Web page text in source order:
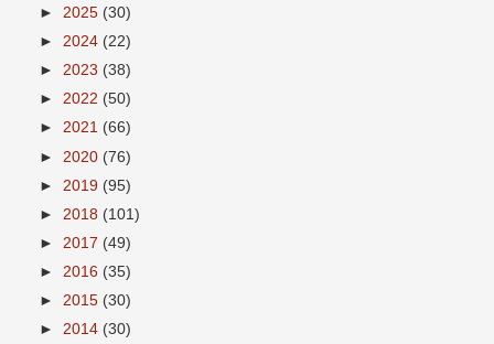
► 2025 (30)
► 2024 (22)
► 2023 (38)
► 2022 (50)
► 2021 (66)
► 2020 (76)
► 2019 (95)
► 2018 (101)
► 2017 (49)
► 2016 (35)
► 2015 (30)
► 2014 (30)